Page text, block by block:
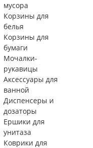
мусора
Корзины для
белья
Корзины для
бумаги
Мочалки-
рукавицы
Аксессуары для
ванной
Диспенсеры и
дозаторы
Ершики для
унитаза
Коврики для